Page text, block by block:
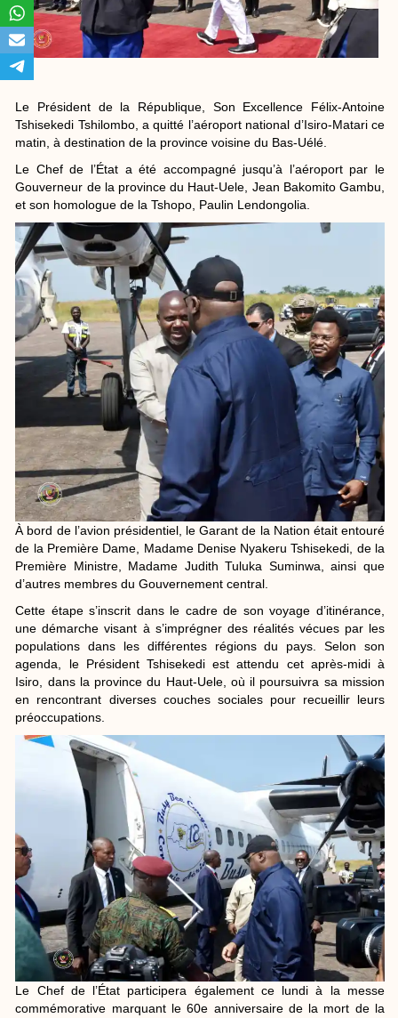
Le Président de la République, Son Excellence Félix-Antoine
Tshisekedi Tshilombo, a quitté l’aéroport national d’Isiro-Matari ce
matin, à destination de la province voisine du Bas-Uélé.
Le Chef de l’État a été accompagné jusqu’à l’aéroport par le
Gouverneur de la province du Haut-Uele, Jean Bakomito Gambu,
et son homologue de la Tshopo, Paulin Lendongolia.
À bord de l’avion présidentiel, le Garant de la Nation était entouré
de la Première Dame, Madame Denise Nyakeru Tshisekedi, de la
Première Ministre, Madame Judith Tuluka Suminwa, ainsi que
d’autres membres du Gouvernement central.
Cette étape s’inscrit dans le cadre de son voyage d’itinérance,
une démarche visant à s’imprégner des réalités vécues par les
populations dans les différentes régions du pays. Selon son
agenda, le Président Tshisekedi est attendu cet après-midi à
Isiro, dans la province du Haut-Uele, où il poursuivra sa mission
en rencontrant diverses couches sociales pour recueillir leurs
préoccupations.
Le Chef de l’État participera également ce lundi à la messe
commémorative marquant le 60e anniversaire de la mort de la